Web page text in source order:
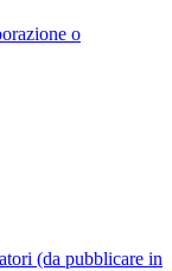
o
(da pubblicare in